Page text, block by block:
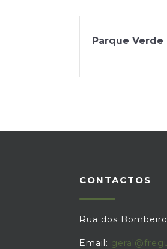
Parque Verde
CONTACTOS
Rua dos
Email: